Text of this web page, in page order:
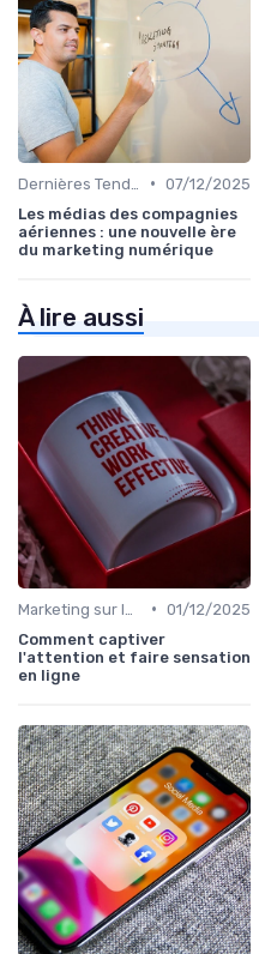
• 07/12/2025
Les médias des compagnies
aériennes : une nouvelle ère
du marketing numérique
À lire aussi
• 01/12/2025
Comment captiver
l'attention et faire sensation
en ligne